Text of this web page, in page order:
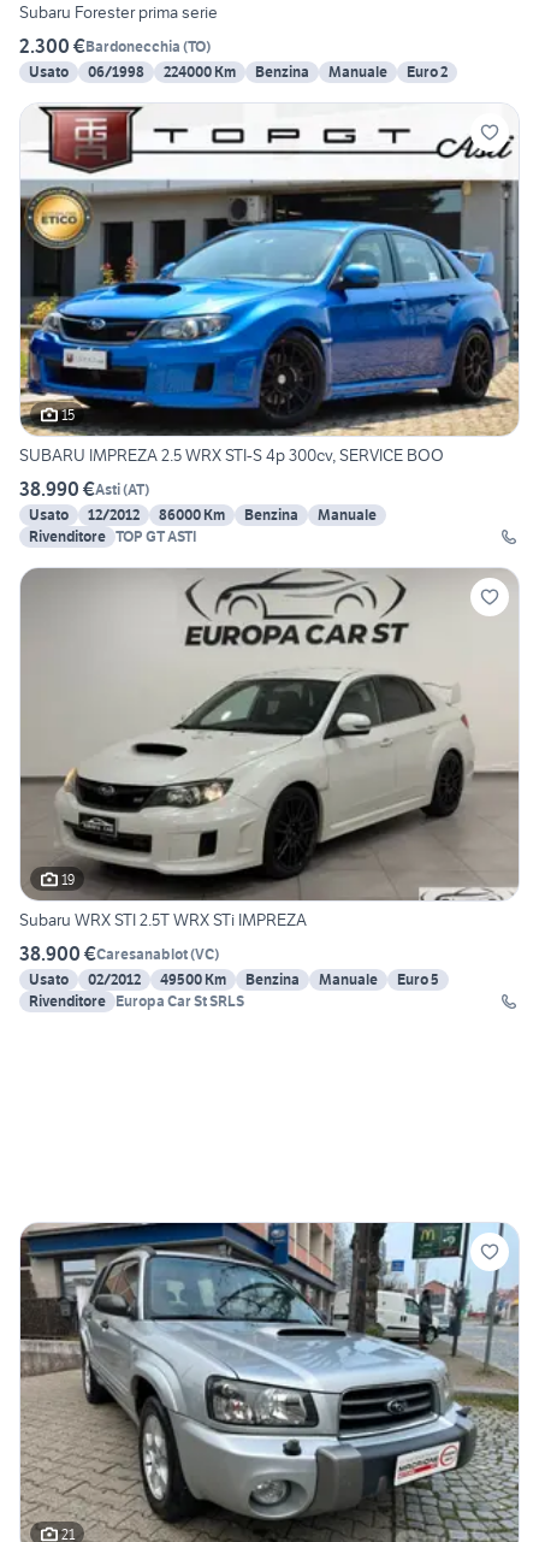
Subaru Forester prima serie
2.300 €Bardonecchia (TO)
Usato
06/1998 224000 Km Benzina Manuale Euro 2
15
SUBARU IMPREZA 2.5 WRX STI-S 4p 300cv, SERVICE BOO
38.990 €Asti(AT)
Usato
12/2012 86000 Km Benzina
Manuale
Rivenditore TOP GT ASTI
19
Subaru WRX STI 2.5T WRX STi IMPREZA
38.900 €Caresanablot(VC)
Usato
02/2012 49500 Km Benzina Manuale
Euro 5
Rivenditore Europa Car St SRLS
21